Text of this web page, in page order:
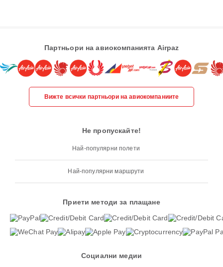
Партньори на авиокомпанията Airpaz
Вижте всички партньори на авиокомпаниите
Не пропускайте!
Най-популярни полети
Най-популярни маршрути
Приети методи за плащане
Социални медии